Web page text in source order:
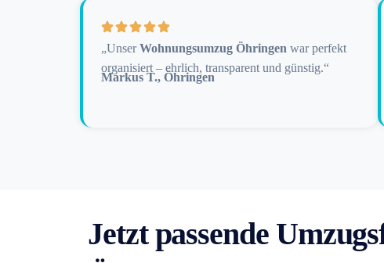
„UnserWohnungsumzug Öhringen war perfekt
organisiert – ehrlich, transparent und günstig.“
Markus T., Öhringen
Jetzt passende